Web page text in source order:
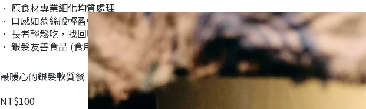
• 原食材專業細化均質處理
• 口感如慕絲般輕盈軟柔，好吞好食
• 長者輕鬆吃，找回吃的樂趣與熱情
• 銀髮友善食品 (食用前請先諮詢醫生/營養師建議)
最暖心的銀髮軟質餐！
NT$100